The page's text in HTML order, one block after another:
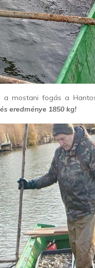
a mostani fogás a
eredménye 1850 kg!